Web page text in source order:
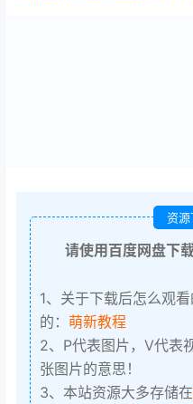
资源
请使用百度网盘下
1、关于下载后怎么观
的： 萌新教程
2、P代表图片，V代表
张图片的意思！
3、本站资源大多存储在